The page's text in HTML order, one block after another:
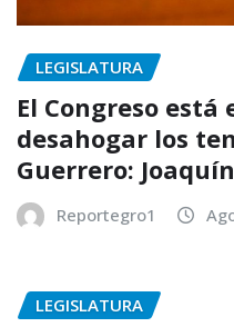
LEGISLATURA
El Congreso está
desahogar los
Guerrero:
Reportegro1
LEGISLATURA